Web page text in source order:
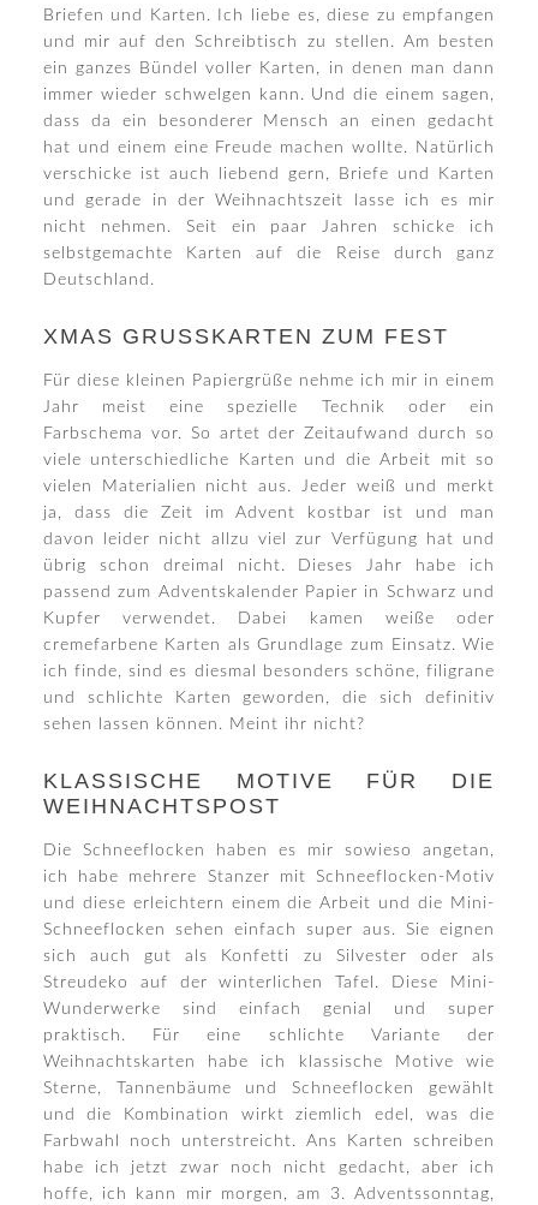
Briefen und Karten. Ich liebe es, diese zu empfangen
und mir auf den Schreibtisch zu stellen. Am besten
ein ganzes Bündel voller Karten, in denen man dann
immer wieder schwelgen kann. Und die einem sagen,
dass da ein besonderer Mensch an einen gedacht
hat und einem eine Freude machen wollte. Natürlich
verschicke ist auch liebend gern, Briefe und Karten
und gerade in der Weihnachtszeit lasse ich es mir
nicht nehmen. Seit ein paar Jahren schicke ich
selbstgemachte Karten auf die Reise durch ganz
Deutschland.
XMAS GRUSSKARTEN ZUM FEST
Für diese kleinen Papiergrüße nehme ich mir in einem
Jahr meist eine spezielle Technik oder ein
Farbschema vor. So artet der Zeitaufwand durch so
viele unterschiedliche Karten und die Arbeit mit so
vielen Materialien nicht aus. Jeder weiß und merkt
ja, dass die Zeit im Advent kostbar ist und man
davon leider nicht allzu viel zur Verfügung hat und
übrig schon dreimal nicht. Dieses Jahr habe ich
passend zum Adventskalender Papier in Schwarz und
Kupfer verwendet. Dabei kamen weiße oder
cremefarbene Karten als Grundlage zum Einsatz. Wie
ich finde, sind es diesmal besonders schöne, filigrane
und schlichte Karten geworden, die sich definitiv
sehen lassen können. Meint ihr nicht?
KLASSISCHE MOTIVE FÜR DIE
WEIHNACHTSPOST
Die Schneeflocken haben es mir sowieso angetan,
ich habe mehrere Stanzer mit Schneeflocken-Motiv
und diese erleichtern einem die Arbeit und die Mini-
Schneeflocken sehen einfach super aus. Sie eignen
sich auch gut als Konfetti zu Silvester oder als
Streudeko auf der winterlichen Tafel. Diese Mini-
Wunderwerke sind einfach genial und super
praktisch. Für eine schlichte Variante der
Weihnachtskarten habe ich klassische Motive wie
Sterne, Tannenbäume und Schneeflocken gewählt
und die Kombination wirkt ziemlich edel, was die
Farbwahl noch unterstreicht. Ans Karten schreiben
habe ich jetzt zwar noch nicht gedacht, aber ich
hoffe, ich kann mir morgen, am 3. Adventssonntag,